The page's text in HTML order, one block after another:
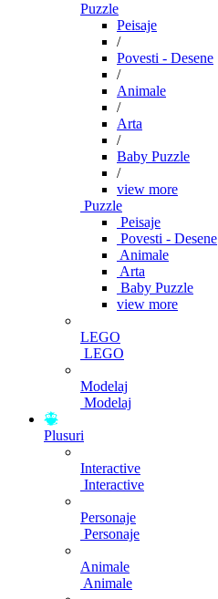
Puzzle
Peisaje
/
Povesti - Desene
/
Animale
/
Arta
/
Baby Puzzle
/
view more
Puzzle
Peisaje
Povesti - Desene
Animale
Arta
Baby Puzzle
view more
LEGO
LEGO
Modelaj
Modelaj
Plusuri
Interactive
Interactive
Personaje
Personaje
Animale
Animale